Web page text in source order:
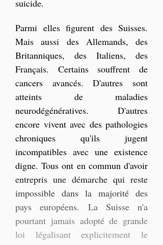
suicide.
Parmi elles figurent des Suisses.
Mais aussi des Allemands, des
Britanniques, des Italiens, des
Français. Certains souffrent de
cancers avancés. D'autres sont
atteints de maladies
neurodégénératives. D'autres
encore vivent avec des pathologies
chroniques qu'ils jugent
incompatibles avec une existence
digne. Tous ont en commun d'avoir
entrepris une démarche qui reste
impossible dans la majorité des
pays européens. La Suisse n'a
pourtant jamais adopté de grande
loi légalisant explicitement le